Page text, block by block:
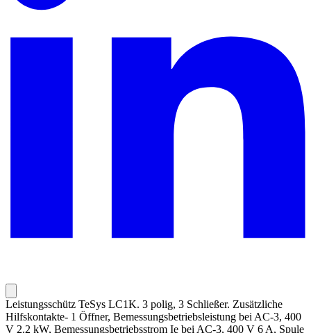
Leistungsschütz TeSys LC1K. 3 polig, 3 Schließer. Zusätzliche
Hilfskontakte- 1 Öffner, Bemessungsbetriebsleistung bei AC-3, 400
V 2.2 kW, Bemessungsbetriebsstrom Ie bei AC-3, 400 V 6 A, Spule